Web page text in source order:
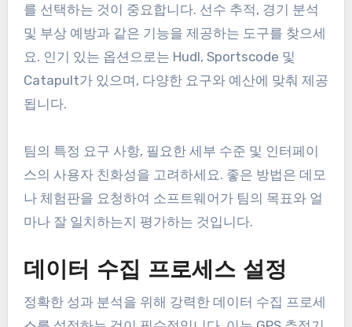
를 선택하는 것이 중요합니다. 선수 추적, 경기 분석
및 부상 예방과 같은 기능을 제공하는 도구를 찾으세
요. 인기 있는 옵션으로는 Hudl, Sportscode 및
Catapult가 있으며, 다양한 요구와 예산에 맞춰 제공
됩니다.
팀의 특정 요구 사항, 필요한 세부 수준 및 인터페이
스의 사용자 친화성을 고려하세요. 좋은 방법은 데모
나 체험판을 요청하여 소프트웨어가 팀의 목표와 얼
마나 잘 일치하는지 평가하는 것입니다.
데이터 수집 프로세스 설정
정확한 성과 분석을 위해 강력한 데이터 수집 프로세